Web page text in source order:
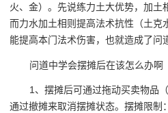
火、金）。先说练力土大优势，加土
而力水加土相则提高法术抗性（土克
能提高本门法术伤害，也就造成了问
问道中学会摆摊后在该怎么办啊
1、摆摊后可通过拖动买卖物品
通过撤摊来取消摆摊状态。摆摊限制